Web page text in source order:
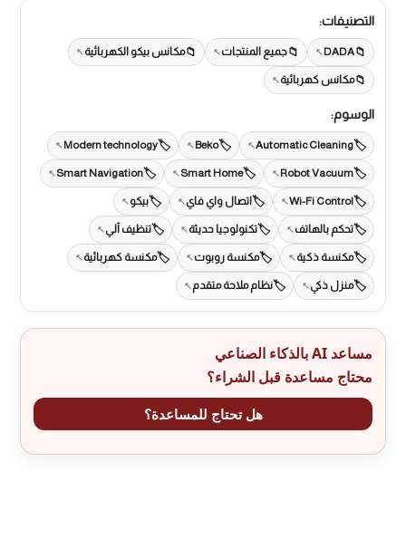
التصنيفات:
DADA جميع المنتجات مكانس بيكو الكهربائية
مكانس كهربائية
الوسوم:
Automatic Cleaning
Beko
Modern technology
Robot Vacuum
Smart Home
Smart Navigation
Wi-Fi Control اتصال واي فاي بيكو
تحكم بالهاتف تكنولوجيا حديثة تنظيف آلي
مكنسة ذكية مكنسة روبوت مكنسة كهربائية
منزل ذكي نظام ملاحة متقدم
مساعد AI بالذكاء الصناعي
محتاج مساعدة قبل الشراء؟
هل تحتاج للمساعدة؟